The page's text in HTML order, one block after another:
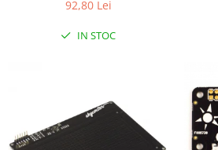
Breadboard
92,80 Lei
IN STOC